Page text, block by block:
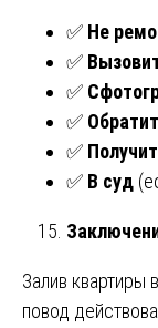
✅ Не
✅
✅
✅
✅
✅ В суд
Залив квартиры
повод